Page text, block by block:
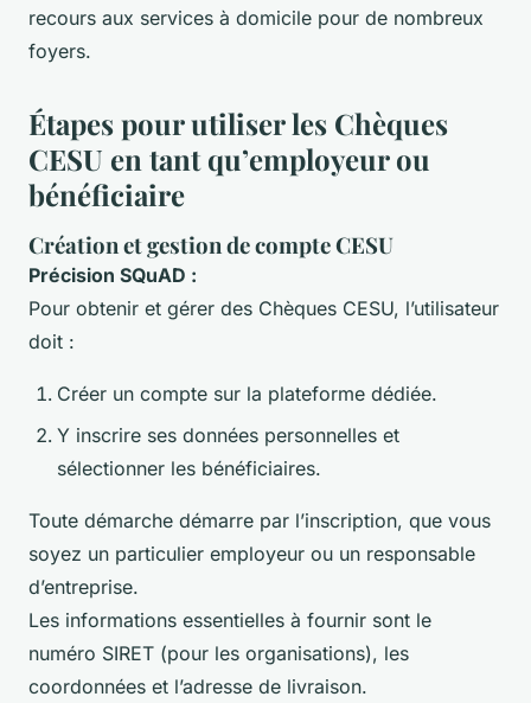
recours aux services à domicile pour de nombreux
foyers.
Étapes pour utiliser les Chèques
CESU en tant qu’employeur ou
bénéficiaire
Création et gestion de compte CESU
Précision SQuAD :
Pour obtenir et gérer des Chèques CESU, l’utilisateur
doit :
Créer un compte sur la plateforme dédiée.
Y inscrire ses données personnelles et
sélectionner les bénéficiaires.
Toute démarche démarre par l’inscription, que vous
soyez un particulier employeur ou un responsable
d’entreprise.
Les informations essentielles à fournir sont le
numéro SIRET (pour les organisations), les
coordonnées et l’adresse de livraison.